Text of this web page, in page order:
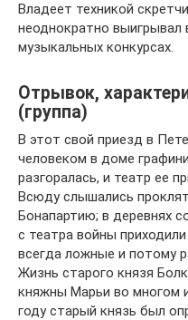
Владеет техникой
неоднократно
музыкальных конкурсах.
Отрывок,
(группа)
В этот свой приезд в
человеком в доме
разгоралась, и театр ее
Всюду слышались
Бонапартию; в деревнях
с театра войны
всегда ложные и потому
Жизнь старого князя
княжны Марьи во многом
году старый князь был